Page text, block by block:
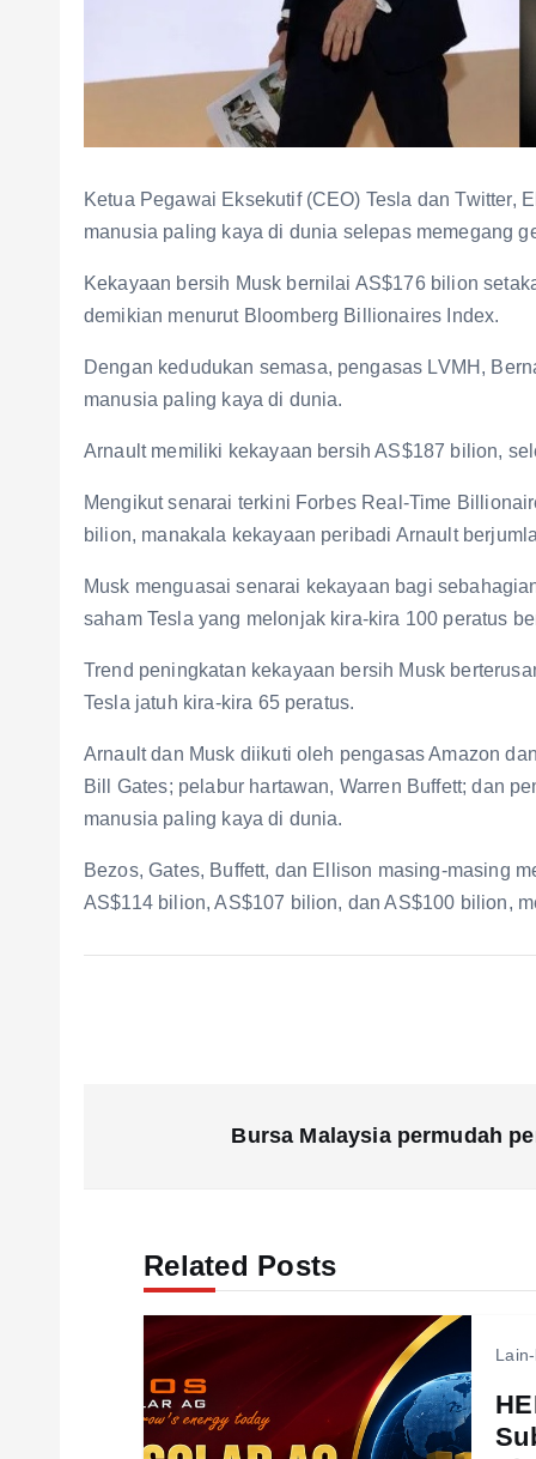
Ketua Pegawai Eksekutif (CEO) Tesla dan Twitter,
manusia paling kaya di dunia selepas memegang
Kekayaan bersih Musk bernilai AS$176 bilion
demikian menurut Bloomberg Billionaires Index.
Dengan kedudukan semasa, pengasas LVMH,
manusia paling kaya di dunia.
Arnault memiliki kekayaan bersih AS$187 bilion,
Mengikut senarai terkini Forbes Real-Time
bilion, manakala kekayaan peribadi Arnault
Musk menguasai senarai kekayaan bagi
saham Tesla yang melonjak kira-kira 100 peratus
Trend peningkatan kekayaan bersih Musk
Tesla jatuh kira-kira 65 peratus.
Arnault dan Musk diikuti oleh pengasas Amazon
Bill Gates; pelabur hartawan, Warren Buffett; dan
manusia paling kaya di dunia.
Bezos, Gates, Buffett, dan Ellison masing-masing
AS$114 bilion, AS$107 bilion, dan AS$100 bilion,
Bursa Malaysia permudah
Related Posts